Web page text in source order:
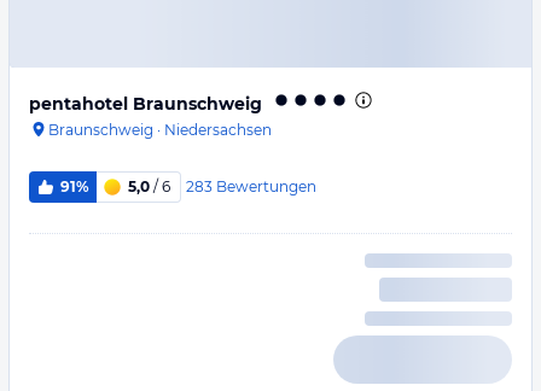
pentahotel Braunschweig
Braunschweig · Niedersachsen
91% 5,0 / 6 283 Bewertungen